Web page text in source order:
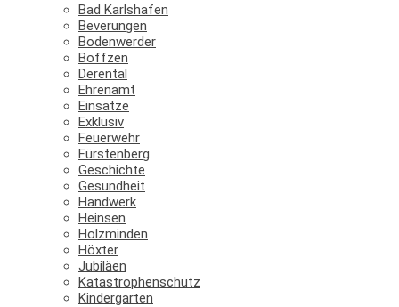
Bad Karlshafen
Beverungen
Bodenwerder
Boffzen
Derental
Ehrenamt
Einsätze
Exklusiv
Feuerwehr
Fürstenberg
Geschichte
Gesundheit
Handwerk
Heinsen
Holzminden
Höxter
Jubiläen
Katastrophenschutz
Kindergarten